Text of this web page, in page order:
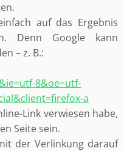
auf das Ergebnis
Denn Google kann
– z. B.:
8&oe=utf-
a
Link verwiesen habe,
Seite sein.
der Verlinkung darauf